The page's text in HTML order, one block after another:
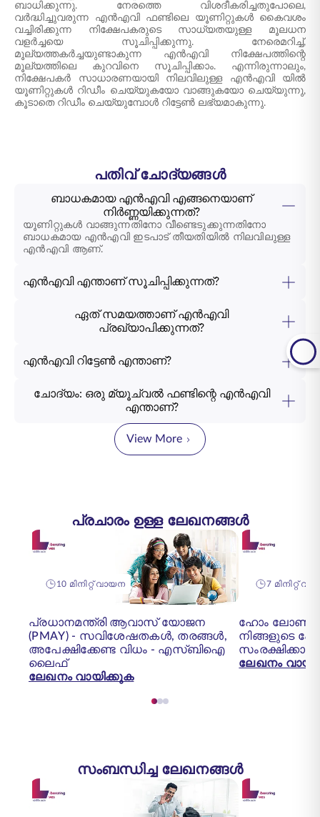
ബാധിക്കുന്നു. നേരത്തെ വിശദീകരിച്ചതുപോലെ,
വർദ്ധിച്ചുവരുന്ന എൻഎവി ഫണ്ടിലെ യൂണിറ്റുകൾ കൈവശം
വച്ചിരിക്കുന്ന നിക്ഷേപകരുടെ സാധ്യതയുള്ള മൂലധന
വളർച്ചയെ സൂചിപ്പിക്കുന്നു. നേരെമറിച്ച്,
മൂല്യത്തകർച്ചയുണ്ടാകുന്ന എൻഎവി നിക്ഷേപത്തിന്റെ
മൂല്യത്തിലെ കുറവിനെ സൂചിപ്പിക്കാം. എന്നിരുന്നാലും,
നിക്ഷേപകർ സാധാരണയായി നിലവിലുള്ള എൻഎവി യിൽ
യൂണിറ്റുകൾ റിഡീം ചെയ്യുകയോ വാങ്ങുകയോ ചെയ്യുന്നു,
കൂടാതെ റിഡീം ചെയ്യുമ്പോൾ റിട്ടേൺ ലഭ്യമാകുന്നു.
പതിവ് ചോദ്യങ്ങൾ
ബാധകമായ എൻഎവി എങ്ങനെയാണ്
നിർണ്ണയിക്കുന്നത്?
യൂണിറ്റുകൾ വാങ്ങുന്നതിനോ വീണ്ടെടുക്കുന്നതിനോ
ബാധകമായ എൻഎവി ഇടപാട് തീയതിയിൽ നിലവിലുള്ള
എൻഎവി ആണ്.
എൻഎവി എന്താണ് സൂചിപ്പിക്കുന്നത്?
ഏത് സമയത്താണ് എൻഎവി
പ്രഖ്യാപിക്കുന്നത്?
എൻഎവി റിട്ടേൺ എന്താണ്?
ചോദ്യം: ഒരു മ്യൂച്വൽ ഫണ്ടിന്റെ എൻഎവി
എന്താണ്?
View More
പ്രചാരം ഉള്ള ലേഖനങ്ങൾ
10 മിനിറ്റ് വായന
പ്രധാനമന്ത്രി ആവാസ് യോജന
(PMAY) - സവിശേഷതകൾ, തരങ്ങൾ,
അപേക്ഷിക്കേണ്ട വിധം - എസ്‌ബി‌ഐ
ലൈഫ്
ലേഖനം വായിക്കുക
7 മിനിറ്റ്
ഹോം ലോൺ
നിങ്ങളുടെ
ലേഖനം
സംബന്ധിച്ച ലേഖനങ്ങൾ